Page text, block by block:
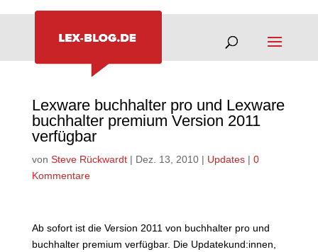
Lexware buchhalter pro und Lexware
buchhalter premium Version 2011
verfügbar
von Steve Rückwardt| Dez. 13, 2010| Updates| 0
Kommentare
Ab sofort ist die Version 2011 von buchhalter pro und
buchhalter premium verfügbar. Die Updatekund:innen,